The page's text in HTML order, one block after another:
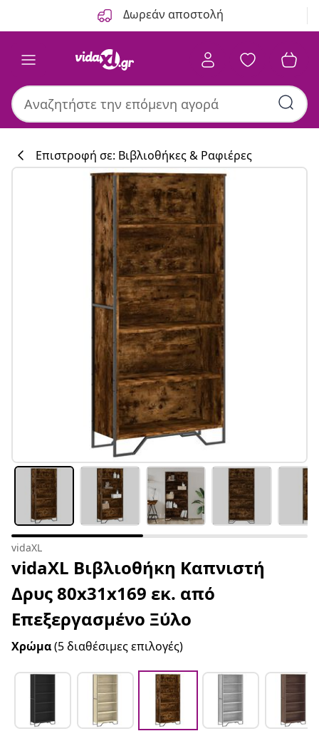
Δωρεάν αποστολή
#sharemevidaxl
Επιστροφή σε: Βιβλιοθήκες & Ραφιέρες
vidaXL
vidaXL Βιβλιοθήκη Καπνιστή
Δρυς 80x31x169 εκ. από
Επεξεργασμένο Ξύλο
Χρώμα(5 διαθέσιμες επιλογές)